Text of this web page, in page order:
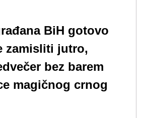
BiH gotovo
zamisliti jutro,
bez barem
magičnog crnog